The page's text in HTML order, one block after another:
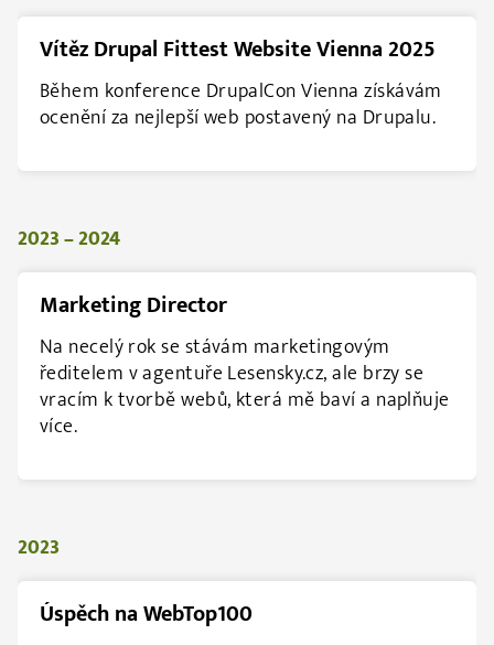
Vítěz Drupal Fittest Website Vienna 2025
Během konference DrupalCon Vienna získávám
ocenění za nejlepší web postavený na Drupalu.
2023 – 2024
Marketing Director
Na necelý rok se stávám marketingovým
ředitelem v agentuře Lesensky.cz, ale brzy se
vracím k tvorbě webů, která mě baví a naplňuje
více.
2023
Úspěch na WebTop100